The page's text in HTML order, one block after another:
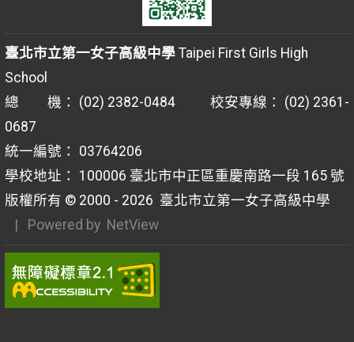
臺北市立第一女子高級中學Taipei First Girls High
School
總 機： (02) 2382-0484 校安專線： (02) 2361-
0687
統一編號： 03764206
學校地址： 100006 臺北市中正區重慶南路一段 165 號
版權所有 © 2000 - 2026 臺北市立第一女子高級中學
| Powered by NetView